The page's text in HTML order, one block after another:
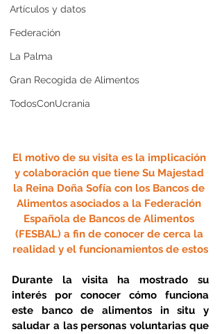
Artículos y datos
Federación
La Palma
Gran Recogida de Alimentos
TodosConUcrania
El motivo de su visita es la implicación
y colaboración que tiene Su Majestad
la Reina Doña Sofía con los Bancos de
Alimentos asociados a la Federación
Española de Bancos de Alimentos
(FESBAL) a fin de conocer de cerca la
realidad y el funcionamientos de estos
Durante la visita ha mostrado su
interés por conocer cómo funciona
este banco de alimentos in situ y
saludar a las personas voluntarias que